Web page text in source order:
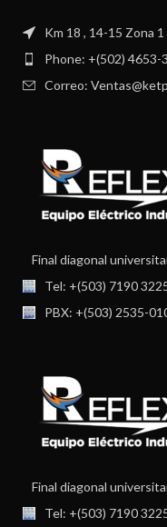
Km 18 , 14-15 Zona
Phone: +(502) 4653-
Correo:
Final diagonal
Tel: +(503) 7190
PBX: +(503) 2535-
Final diagonal
Tel: +(503) 7190